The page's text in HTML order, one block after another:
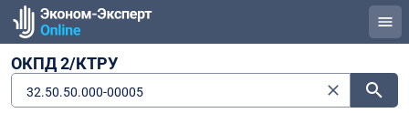
ОКПД 2/КТРУ
32.50.50.000-00005